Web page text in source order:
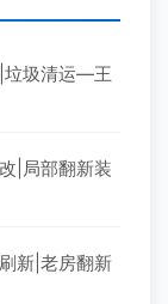
垃圾清运—王
|局部翻新装
新|老房翻新